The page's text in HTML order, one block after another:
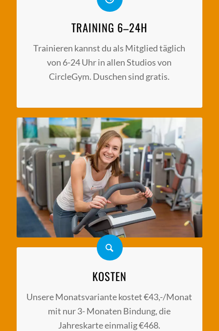
TRAINING 6–24H
Trainieren kannst du als Mitglied täglich
von 6-24 Uhr in allen Studios von
CircleGym. Duschen sind gratis.
KOSTEN
Unsere Monatsvariante kostet €43,-/Monat
mit nur 3- Monaten Bindung, die
Jahreskarte einmalig €468.